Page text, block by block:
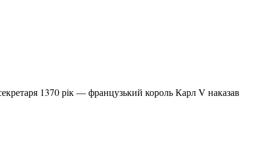
1370 рік — французький король Карл V наказав